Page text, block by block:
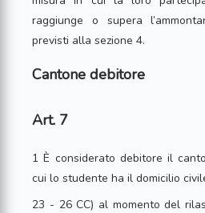
raggiunge o supera
previsti alla sezione 4.
Cantone debitore
Art. 7
1 È considerato debitore il
cui lo studente ha il domicilio
23 - 26 CC) al momento del